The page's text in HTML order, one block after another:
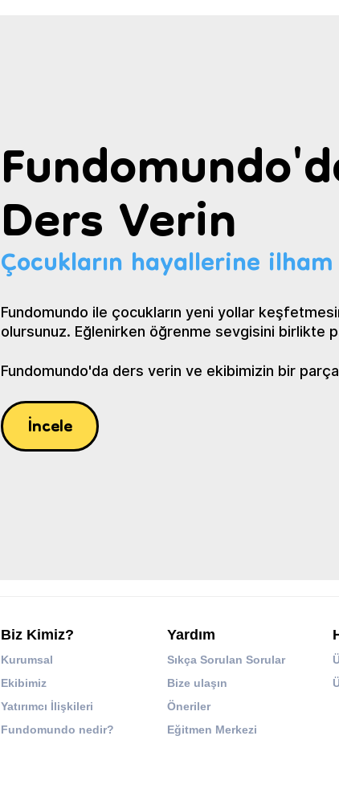
Ders Verin
Çocukların hayallerine
Fundomundo ile çocukların yeni yollar
olursunuz. Eğlenirken öğrenme sevgisini birlikte
Fundomundo'da ders verin ve ekibimizin bir
İncele
Biz Kimiz?
Kurumsal
Ekibimiz
Yatırımcı İlişkileri
Fundomundo nedir?
Yardım
Sıkça Sorulan Sorular
Bize ulaşın
Öneriler
Eğitmen Merkezi